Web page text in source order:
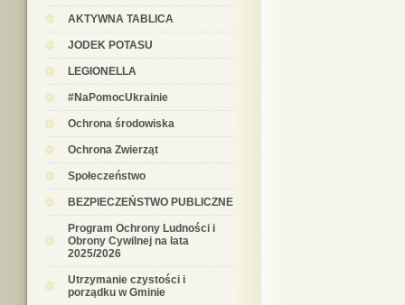
AKTYWNA TABLICA
JODEK POTASU
LEGIONELLA
#NaPomocUkrainie
Ochrona środowiska
Ochrona Zwierząt
Społeczeństwo
BEZPIECZEŃSTWO PUBLICZNE
Program Ochrony Ludności i
Obrony Cywilnej na lata
2025/2026
Utrzymanie czystości i
porządku w Gminie